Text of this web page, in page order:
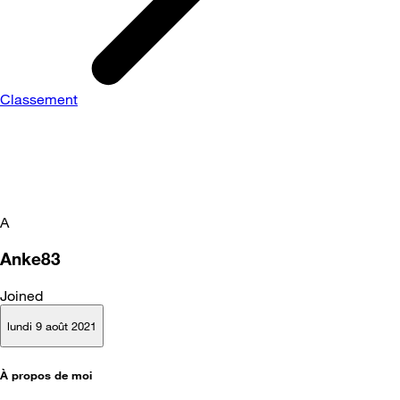
Classement
A
Anke83
Joined
lundi 9 août 2021
À propos de moi